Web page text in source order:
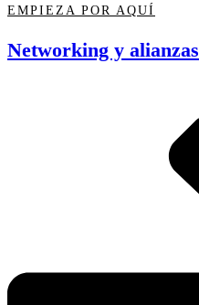
EMPIEZA POR AQUÍ
Networking y alianzas